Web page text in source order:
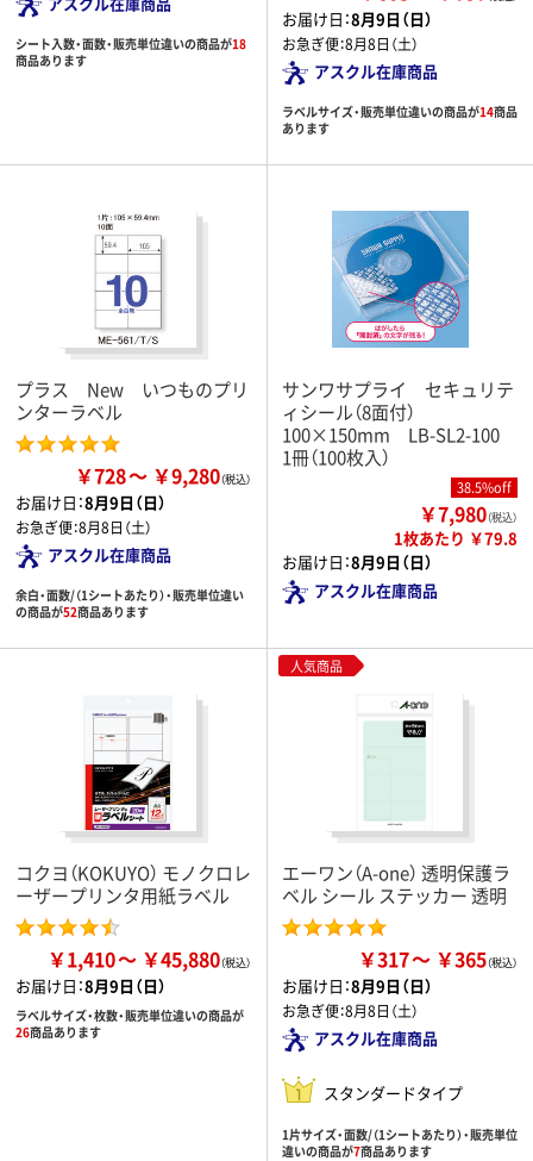
シート入数・面数・販売単位違いの商品が18
商品あります
お届け日：8月9日（日）
お急ぎ便：8月8日（土）
アスクル在庫商品
ラベルサイズ・販売単位違いの商品が14商品
あります
プラス New いつものプリ
ンターラベル
￥728 ￥9,280
お届け日：8月9日（日）
お急ぎ便：8月8日（土）
アスクル在庫商品
余白・面数/（1シートあたり）・販売単位違い
の商品が52商品あります
サンワサプライ セキュリテ
ィシール（8面付）
100×150mm LB-SL2-100
1冊（100枚入）
38.5%off
￥7,980（税込）
1枚あたり ￥79.8
お届け日：8月9日（日）
アスクル在庫商品
コクヨ（KOKUYO） モノクロレ
ーザープリンタ用紙ラベル
￥1,410 ￥45,880
お届け日：8月9日（日）
ラベルサイズ・枚数・販売単位違いの商品が
26商品あります
人気商品
エーワン（A-one） 透明保護ラ
ベル シール ステッカー 透明
￥317 ￥365
お届け日：8月9日（日）
お急ぎ便：8月8日（土）
アスクル在庫商品
スタンダードタイプ
1片サイズ・面数/（1シートあたり）・販売単位
違いの商品が7商品あります